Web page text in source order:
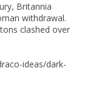
Britannia
withdrawal.
clashed over
ideas/dark-